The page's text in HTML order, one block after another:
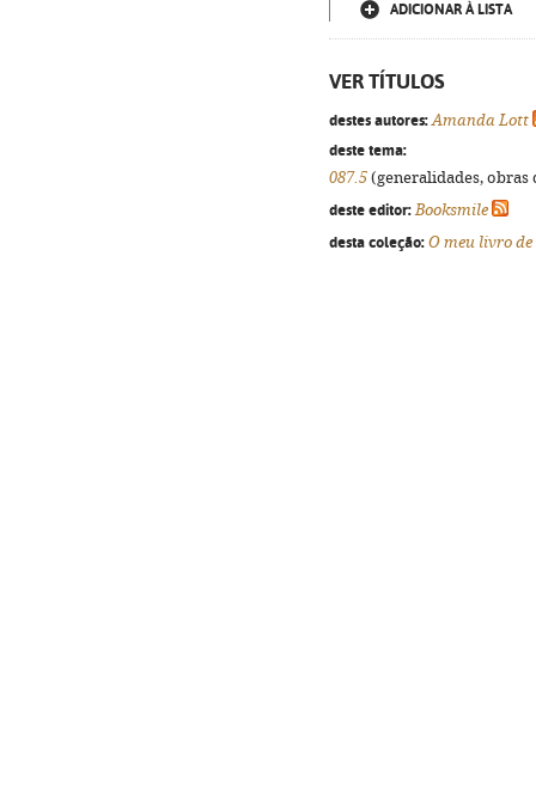
ADICIONAR À LISTA
VER TÍTULOS
destes autores: Amanda Lott
deste tema:
087.5 (generalidades,
deste editor: Booksmile
desta coleção: O meu livro de